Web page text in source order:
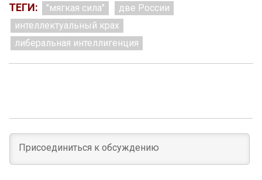
ТЕГИ: "мягкая сила"
две России
интеллектуальный крах
либеральная интеллигенция